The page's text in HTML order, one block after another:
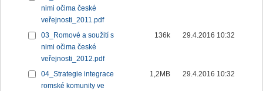
nimi očima české
veřejnosti_2011.pdf
03_Romové a soužití s
nimi očima české
veřejnosti_2012.pdf
136k 29.4.2016 10:32
04_Strategie integrace
romské komunity ve
1,2MB 29.4.2016 10:32